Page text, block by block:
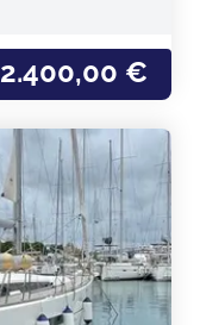
2.400,00 €